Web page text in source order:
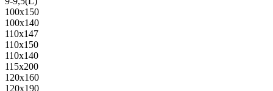
100х150
100х140
110х147
110х150
110х140
115х200
120х160
120х190